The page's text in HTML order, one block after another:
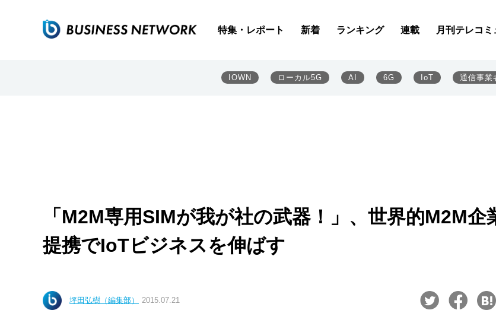
特集・レポート 新着 ランキング 連載 月刊テレコ
IOWN ローカル5G AI 6G IoT 通信事業
「M2M専用SIMが我が社の武器！」、世界的M2M企
提携でIoTビジネスを伸ばす
坪田弘樹（編集部） 2015.07.21